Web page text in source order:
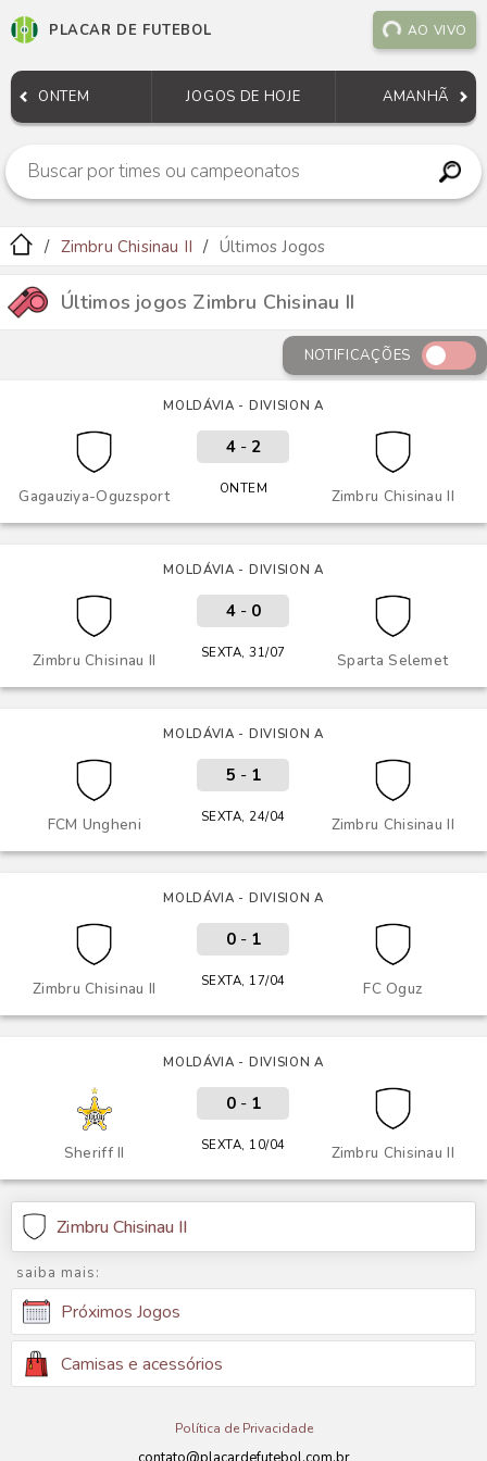
PLACAR DE FUTEBOL AO VIVO
ONTEM JOGOS DE HOJE AMANHÃ
Zimbru Chisinau II Últimos Jogos
Últimos jogos Zimbru Chisinau II
NOTIFICAÇÕES
MOLDÁVIA - DIVISION A
Gagauziya-Oguzsport Zimbru Chisinau II
4- 2
ONTEM
MOLDÁVIA - DIVISION A
Zimbru Chisinau II Sparta Selemet
4- 0
SEXTA, 31/07
MOLDÁVIA - DIVISION A
FCM Ungheni Zimbru Chisinau II
5 - 1
SEXTA, 24/04
MOLDÁVIA - DIVISION A
Zimbru Chisinau II FC Oguz
0- 1
SEXTA, 17/04
MOLDÁVIA - DIVISION A
Sheriff II Zimbru Chisinau II
0- 1
SEXTA, 10/04
Zimbru Chisinau II
saiba mais:
Próximos Jogos
Camisas e acessórios
Política de Privacidade